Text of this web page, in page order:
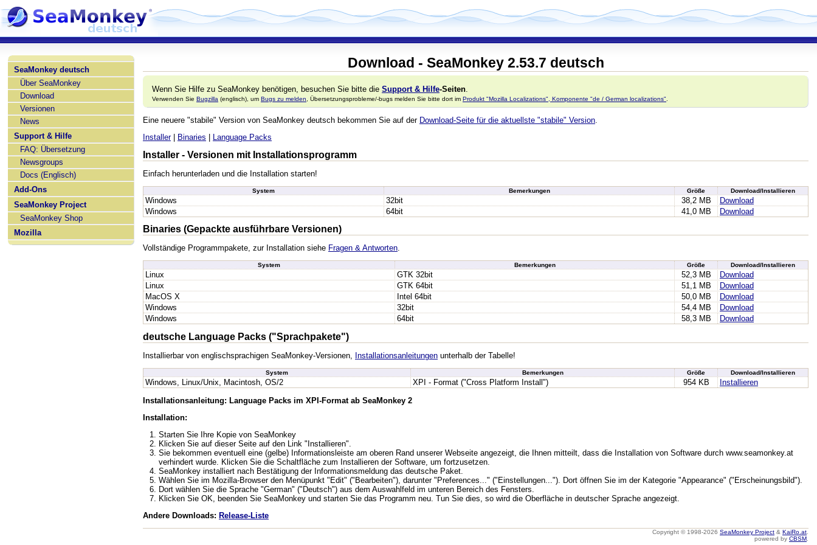
SeaMonkey deutsch
Über SeaMonkey
Download
Versionen
News
Support & Hilfe
FAQ: Übersetzung
Newsgroups
Docs (Englisch)
Add-Ons
SeaMonkey Project
SeaMonkey Shop
Mozilla
Download - SeaMonkey 2.53.7 deutsch
Wenn Sie Hilfe zu SeaMonkey benötigen, besuchen Sie bitte die Support & Hilfe-Seiten
Verwenden Sie Bugzilla (englisch), um Bugs zu melden , Übersetzungsprobleme/-bugs melden Sie bitte dort im Produkt "Mozilla Localizations", Komponente "de / German localizations"
Eine neuere "stabile" Version von SeaMonkey deutsch bekommen Sie auf der Download-Seite für die aktuellste "stabile" Version
Installer| Binaries | Language Packs
Installer - Versionen mit Installationsprogramm
Einfach herunterladen und die Installation starten!
System Bemerkungen Größe Download/Installieren
Windows 32bit 38,2 MB
Download
Windows
64bit 41,0 MB Download
Binaries (Gepackte ausführbare Versionen)
Vollständige Programmpakete, zur Installation siehe Fragen & Antworten.
System Bemerkungen Größe Download/Installieren
Linux GTK 32bit 52,3 MB
Download
Linux
GTK 64bit 51,1 MB
Download
MacOS X
Intel 64bit 50,0 MB
Download
Windows
32bit 54,4 MB
Download
Windows
64bit 58,3 MB Download
deutsche Language Packs ("Sprachpakete")
Installierbar von englischsprachigen SeaMonkey-Versionen, Installationsanleitungen unterhalb der Tabelle!
System Bemerkungen Größe Download/Installieren
Windows, Linux/Unix, Macintosh, OS/2 XPI - Format ("Cross Platform Install") 954 KB
Installieren
Installationsanleitung: Language Packs im XPI-Format ab SeaMonkey 2
Installation:
Starten Sie Ihre Kopie von SeaMonkey
Klicken Sie auf dieser Seite auf den Link "Installieren".
Sie bekommen eventuell eine (gelbe) Informationsleiste am oberen Rand unserer Webseite angezeigt, die Ihnen mitteilt, dass die Installation von Software durch www.seamonkey.at
verhindert wurde. Klicken Sie die Schaltfläche zum Installieren der Software, um fortzusetzen.
SeaMonkey installiert nach Bestätigung der Informationsmeldung das deutsche Paket.
Wählen Sie im Mozilla-Browser den Menüpunkt "Edit" ("Bearbeiten"), darunter "Preferences..." ("Einstellungen..."). Dort öffnen Sie im der Kategorie "Appearance" ("Erscheinungsbild").
Dort wählen Sie die Sprache "German" ("Deutsch") aus dem Auswahlfeld im unteren Bereich des Fensters.
Klicken Sie OK, beenden Sie SeaMonkey und starten Sie das Programm neu. Tun Sie dies, so wird die Oberfläche in deutscher Sprache angezeigt.
Andere Downloads: Release-Liste
Copyright © 1998-2026 SeaMonkey Project & KaiRo.at
powered by CBSM